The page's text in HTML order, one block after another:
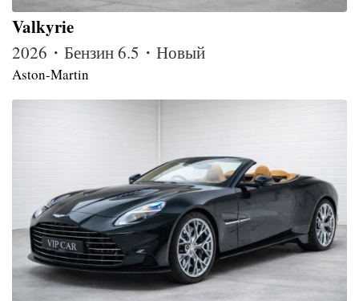
Valkyrie
2026・Бензин 6.5・Новый
Aston-Martin